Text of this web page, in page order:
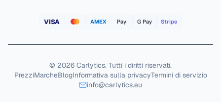
VISA AMEX Pay G Pay Stripe
© 2026 Carlytics. Tutti i diritti riservati.
PrezziMarcheBlogInformativa sulla privacyTermini di servizio
info@carlytics.eu